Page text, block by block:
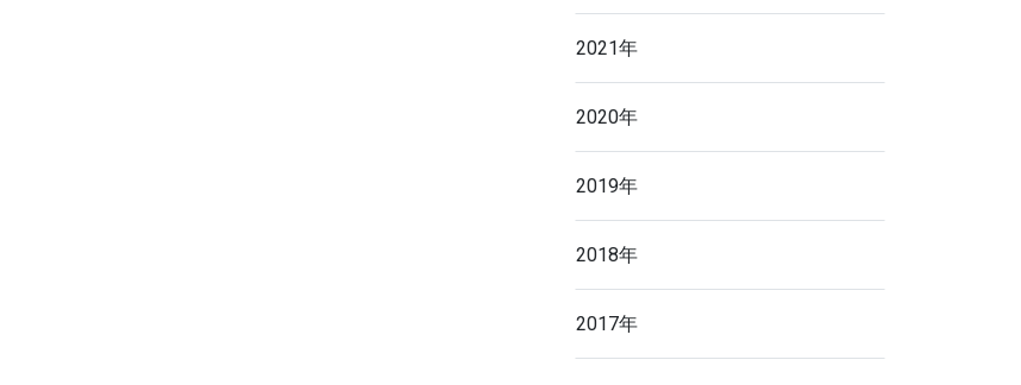
2021年
2020年
2019年
2018年
2017年